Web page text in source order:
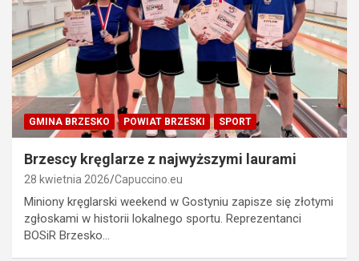
GMINA BRZESKO POWIAT BRZESKI SPORT
Brzescy kręglarze z najwyższymi laurami
28 kwietnia 2026 Capuccino.eu
Miniony kręglarski weekend w Gostyniu zapisze się złotymi
zgłoskami w historii lokalnego sportu. Reprezentanci
BOSiR Brzesko…